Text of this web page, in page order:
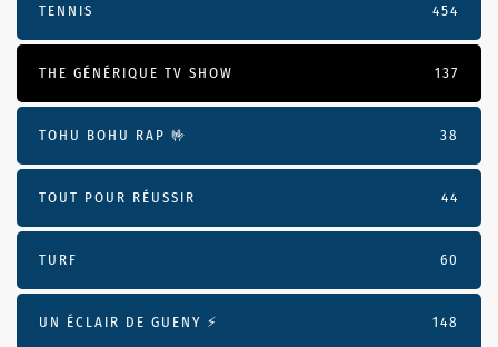
TENNIS 454
THE GÉNÉRIQUE TV SHOW 137
TOHU BOHU RAP 🤟 38
TOUT POUR RÉUSSIR 44
TURF 60
UN ÉCLAIR DE GUENY ⚡️ 148